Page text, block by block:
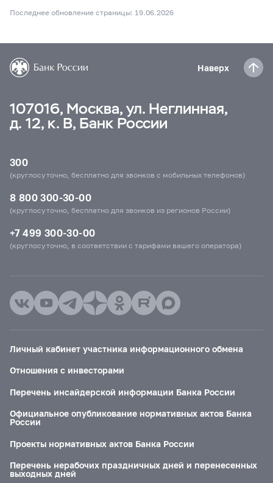
Последнее обновление страницы: 19.06.2026
Наверх
107016, Москва, ул. Неглинная,
д. 12, к. В, Банк России
300
(круглосуточно, бесплатно для звонков с мобильных телефонов)
8 800 300-30-00
(круглосуточно, бесплатно для звонков из регионов России)
+7 499 300-30-00
(круглосуточно, в соответствии с тарифами вашего оператора)
Личный кабинет участника информационного обмена
Отношения с инвесторами
Перечень инсайдерской информации Банка России
Официальное опубликование нормативных актов Банка
России
Проекты нормативных актов Банка России
Перечень нерабочих праздничных дней и перенесенных
выходных дней